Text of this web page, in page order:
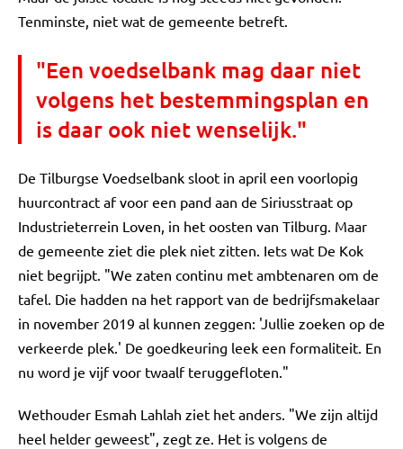
Tenminste, niet wat de gemeente betreft.
"Een voedselbank mag daar niet
volgens het bestemmingsplan en
is daar ook niet wenselijk."
De Tilburgse Voedselbank sloot in april een voorlopig
huurcontract af voor een pand aan de Siriusstraat op
Industrieterrein Loven, in het oosten van Tilburg. Maar
de gemeente ziet die plek niet zitten. Iets wat De Kok
niet begrijpt. "We zaten continu met ambtenaren om de
tafel. Die hadden na het rapport van de bedrijfsmakelaar
in november 2019 al kunnen zeggen: 'Jullie zoeken op de
verkeerde plek.' De goedkeuring leek een formaliteit. En
nu word je vijf voor twaalf teruggefloten."
Wethouder Esmah Lahlah ziet het anders. "We zijn altijd
heel helder geweest", zegt ze. Het is volgens de